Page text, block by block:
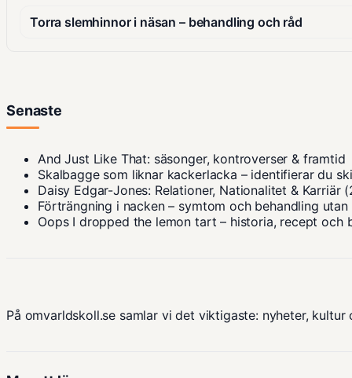
Torra slemhinnor i näsan – behandling och råd
Senaste
And Just Like That: säsonger, kontroverser & framtid
Skalbagge som liknar kackerlacka – identifierar du
Daisy Edgar-Jones: Relationer, Nationalitet & Karriär
Förträngning i nacken – symtom och behandling
Oops I dropped the lemon tart – historia, recept och
På omvarldskoll.se samlar vi det viktigaste: nyheter,